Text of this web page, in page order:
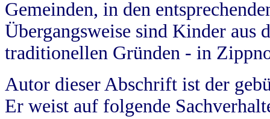
Gemeinden, in den
Übergangsweise sind Kinder aus
traditionellen Gründen - in
Autor dieser Abschrift ist der
Er weist auf folgende